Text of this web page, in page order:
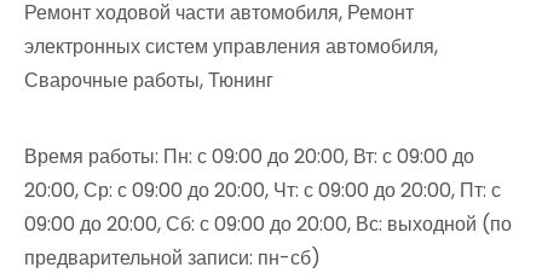
Ремонт ходовой части автомобиля, Ремонт
электронных систем управления автомобиля,
Сварочные работы, Тюнинг
Время работы: Пн: с 09:00 до 20:00, Вт: с 09:00 до
20:00, Ср: с 09:00 до 20:00, Чт: с 09:00 до 20:00, Пт: с
09:00 до 20:00, Сб: с 09:00 до 20:00, Вс: выходной (по
предварительной записи: пн-сб)